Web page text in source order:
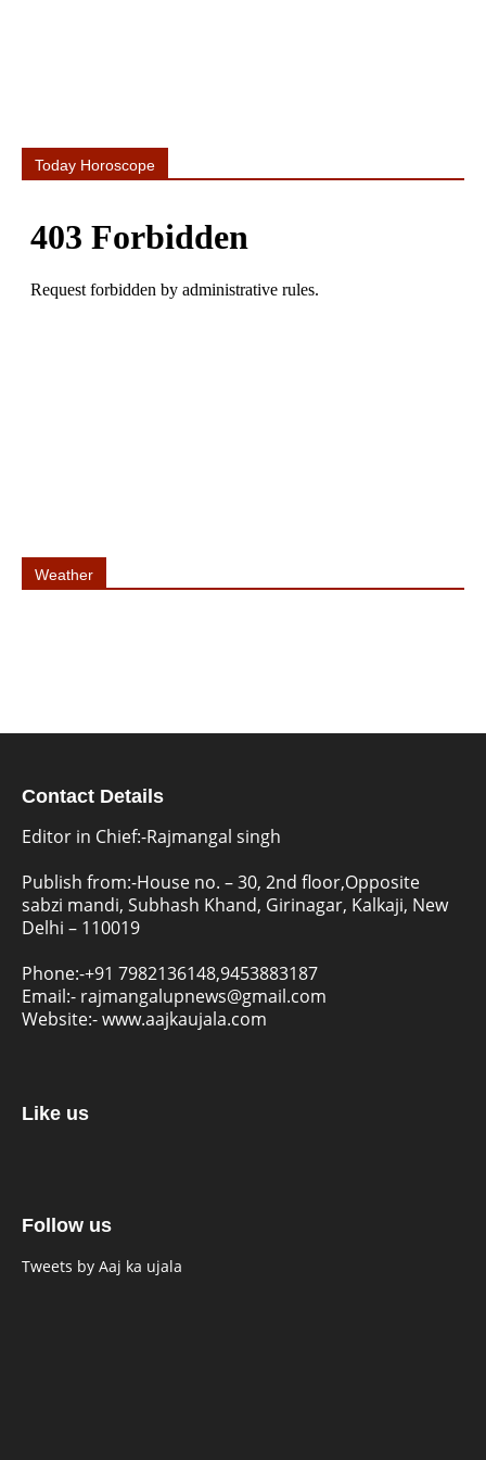
Today Horoscope
Weather
Contact Details
Editor in Chief:-Rajmangal singh
Publish from:-House no. – 30, 2nd floor,Opposite
sabzi mandi, Subhash Khand, Girinagar, Kalkaji, New
Delhi – 110019
Phone:-+91 7982136148,9453883187
Email:- rajmangalupnews@gmail.com
Website:-www.aajkaujala.com
Like us
Follow us
Tweets by Aaj ka ujala